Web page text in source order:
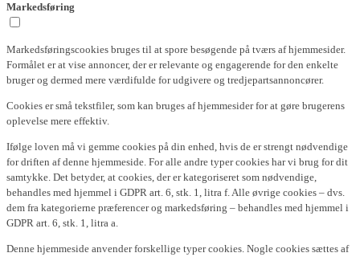
Markedsføring
Markedsføringscookies bruges til at spore besøgende på tværs af hjemmesider.
Formålet er at vise annoncer, der er relevante og engagerende for den enkelte
bruger og dermed mere værdifulde for udgivere og tredjepartsannoncører.
Cookies er små tekstfiler, som kan bruges af hjemmesider for at gøre brugerens
oplevelse mere effektiv.
Ifølge loven må vi gemme cookies på din enhed, hvis de er strengt nødvendige
for driften af denne hjemmeside. For alle andre typer cookies har vi brug for dit
samtykke. Det betyder, at cookies, der er kategoriseret som nødvendige,
behandles med hjemmel i GDPR art. 6, stk. 1, litra f. Alle øvrige cookies – dvs.
dem fra kategorierne præferencer og markedsføring – behandles med hjemmel i
GDPR art. 6, stk. 1, litra a.
Denne hjemmeside anvender forskellige typer cookies. Nogle cookies sættes af